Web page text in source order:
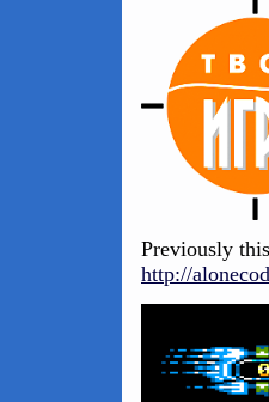
Previously
http://